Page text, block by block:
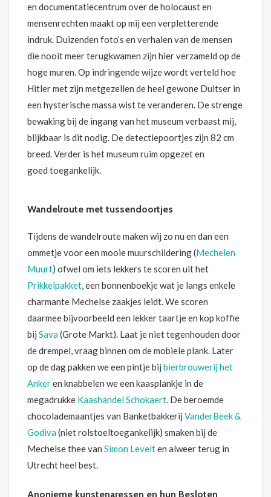
en documentatiecentrum over de holocaust en
mensenrechten maakt op mij een verpletterende
indruk. Duizenden foto’s en verhalen van de mensen
die nooit meer terugkwamen zijn hier verzameld op de
hoge muren. Op indringende wijze wordt verteld hoe
Hitler met zijn metgezellen de heel gewone Duitser in
een hysterische massa wist te veranderen. De strenge
bewaking bij de ingang van het museum verbaast mij,
blijkbaar is dit nodig. De detectiepoortjes zijn 82 cm
breed. Verder is het museum ruim opgezet en
goed toegankelijk.
Wandelroute met tussendoortjes
Tijdens de wandelroute maken wij zo nu en dan een
ommetje voor een mooie muurschildering (Mechelen
Muurt) ofwel om iets lekkers te scoren uit het
Prikkelpakket, een bonnenboekje wat je langs enkele
charmante Mechelse zaakjes leidt. We scoren
daarmee bijvoorbeeld een lekker taartje en kop koffie
bij Sava(Grote Markt). Laat je niet tegenhouden door
de drempel, vraag binnen om de mobiele plank. Later
op de dag pakken we een pintje bij bierbrouwerij het
Ankeren knabbelen we een kaasplankje in de
megadrukke Kaashandel Schokaert. De beroemde
chocolademaantjes van Banketbakkerij VanderBeek &
Godiva(niet rolstoeltoegankelijk) smaken bij de
Mechelse thee van Simon Levelten alweer terug in
Utrecht heel best.
Anonieme kunstenaressen en hun Besloten